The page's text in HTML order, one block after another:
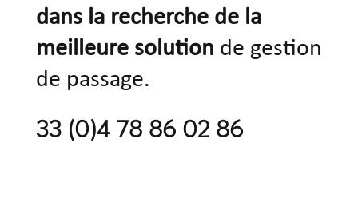
dans la recherche de la
meilleure solution de gestion
de passage.
33 (0)4 78 86 02 86